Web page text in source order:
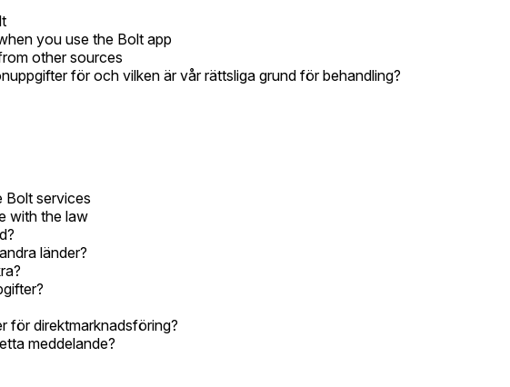
you use the Bolt app
other sources
för och vilken är vår rättsliga grund för behandling?
Bolt services
with the law
länder?
för direktmarknadsföring?
meddelande?